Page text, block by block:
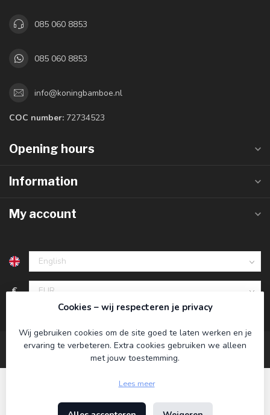
085 060 8853
085 060 8853
info@koningbamboe.nl
COC number: 72734523
Opening hours
Information
My account
€
Cookies – wij respecteren je privacy
Wij gebruiken cookies om de site goed te laten werken en je
ervaring te verbeteren. Extra cookies gebruiken we alleen
met jouw toestemming.
Lees meer